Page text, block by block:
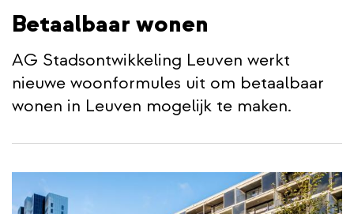
Betaalbaar wonen
AG Stadsontwikkeling Leuven werkt
nieuwe woonformules uit om betaalbaar
wonen in Leuven mogelijk te maken.